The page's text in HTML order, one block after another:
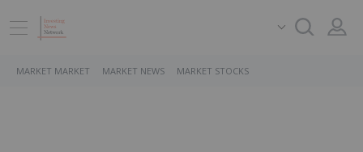
MARKET MARKET MARKET NEWS MARKET STOCKS